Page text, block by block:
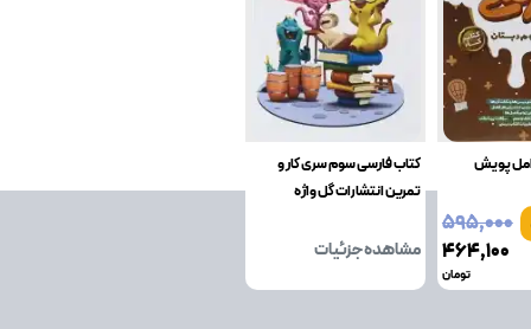
پویش
۵۹۵٬۰۰۰
۴۶۴٬۱۰۰
تومان
کتاب فارسی سوم سری کار و
تمرین انتشارات گل واژه
مشاهده جزئیات